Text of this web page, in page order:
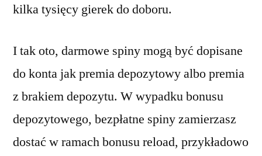
kilka tysięcy gierek do doboru.
I tak oto, darmowe spiny mogą być dopisane
do konta jak premia depozytowy albo premia
z brakiem depozytu. W wypadku bonusu
depozytowego, bezpłatne spiny zamierzasz
dostać w ramach bonusu reload, przykładowo